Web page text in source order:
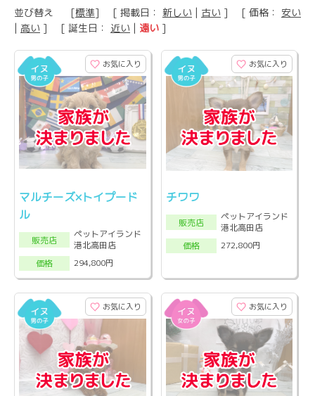
並び替え [標準] [ 掲載日： 新しい | 古い ] [ 価格： 安い
| 高い ] [ 誕生日： 近い | 遠い ]
お気に入り
マルチーズ×トイプード
ル
販売店
ペットアイランド
港北高田店
価格
294,800円
お気に入り
チワワ
販売店
ペットアイランド
港北高田店
価格
272,800円
お気に入り お気に入り